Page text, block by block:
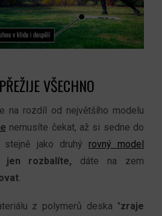
VŠECHNO
na rozdíl od největšího modelu
nemusíte čekat, až si sedne do
stejně jako druhý rovný model
jen rozbalíte, dáte na zem
z polymerů deska "zraje